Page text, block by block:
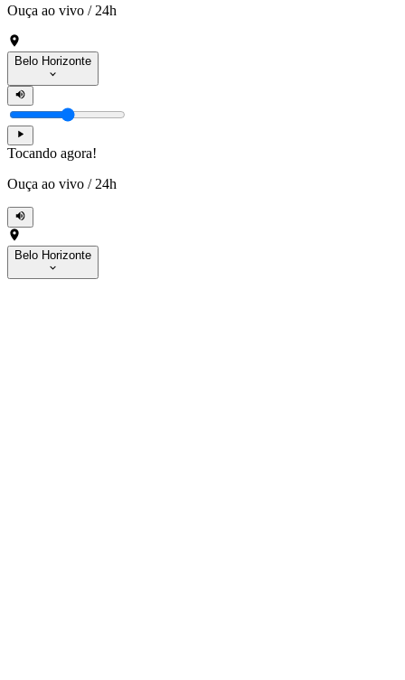
Ouça ao vivo / 24h
Belo Horizonte
Tocando agora!
Ouça ao vivo / 24h
Belo Horizonte